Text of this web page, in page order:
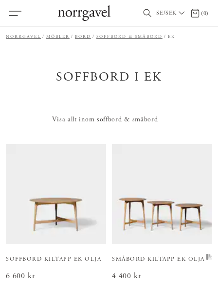
SE/SEK 0 (0)
NORRGAVEL MÖBLER BORD SOFFBORD & SMÅBORD EK
SOFFBORD I EK
Visa allt inom soffbord & småbord
SOFFBORD KILTAPP EK OLJA
Pris:6 600 kr
6 600 kr
SMÅBORD KILTAPP EK OLJA
Pris:4 400 kr
4 400 kr